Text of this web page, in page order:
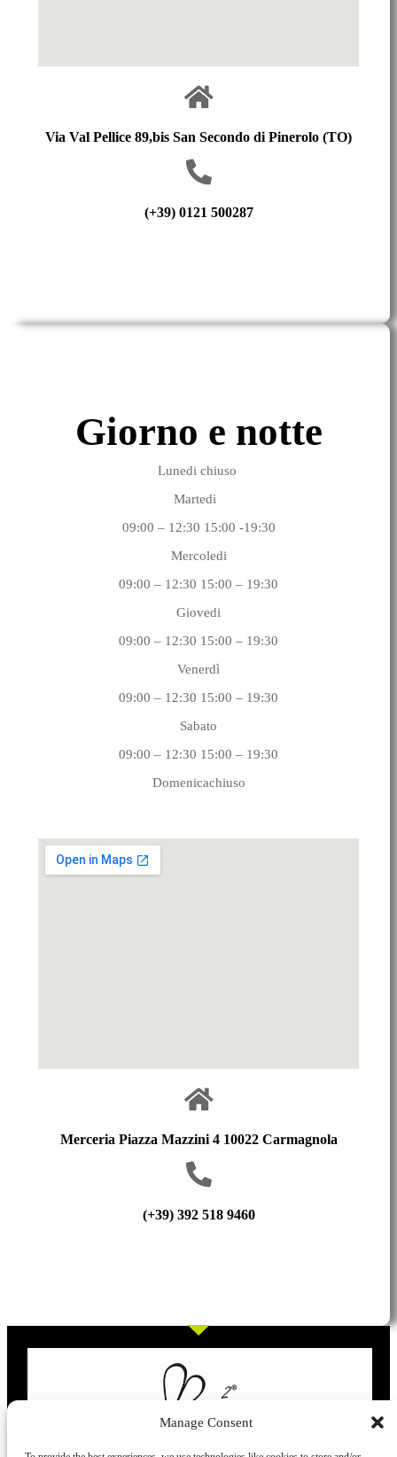
Manage Consent
Via Val Pellice 89,bis San Secondo di Pinerolo (TO)
(+39) 0121 500287
Giorno e notte
Lunedi chiuso
Martedi
09:00 – 12:30 15:00 -19:30
Mercoledi
09:00 – 12:30 15:00 – 19:30
Giovedi
09:00 – 12:30 15:00 – 19:30
Venerdì
09:00 – 12:30 15:00 – 19:30
Sabato
09:00 – 12:30 15:00 – 19:30
Domenicachiuso
Merceria Piazza Mazzini 4 10022 Carmagnola
(+39) 392 518 9460